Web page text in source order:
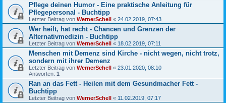
Pflege deinen Humor - Eine praktische Anleitung für
Pflegepersonal - Buchtipp
Letzter Beitrag von WernerSchell « 24.02.2019, 07:43
Wer heilt, hat recht - Chancen und Grenzen der
Alternativmedizin - Buchtipp
Letzter Beitrag von WernerSchell « 18.02.2019, 07:11
Menschen mit Demenz sind Kirche - nicht wegen, nicht trotz,
sondern mit ihrer Demenz
Letzter Beitrag von WernerSchell « 23.01.2020, 08:10
Antworten: 1
Ran an das Fett - Heilen mit dem Gesundmacher Fett -
Buchtipp
Letzter Beitrag von WernerSchell « 11.02.2019, 07:17